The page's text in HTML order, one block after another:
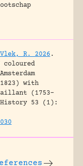
R. 2026 .
with
(1753–
53 (1):